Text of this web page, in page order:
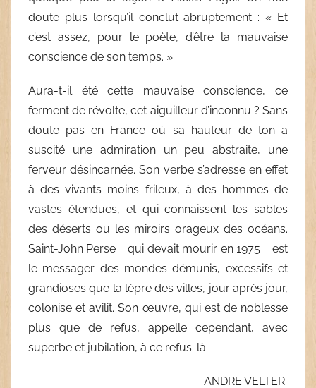
doute plus lorsqu’il conclut abruptement : « Et
c’est assez, pour le poète, d’être la mauvaise
conscience de son temps. »
Aura-t-il été cette mauvaise conscience, ce
ferment de révolte, cet aiguilleur d’inconnu ? Sans
doute pas en France où sa hauteur de ton a
suscité une admiration un peu abstraite, une
ferveur désincarnée. Son verbe s’adresse en effet
à des vivants moins frileux, à des hommes de
vastes étendues, et qui connaissent les sables
des déserts ou les miroirs orageux des océans.
Saint-John Perse _ qui devait mourir en 1975 _ est
le messager des mondes démunis, excessifs et
grandioses que la lèpre des villes, jour après jour,
colonise et avilit. Son œuvre, qui est de noblesse
plus que de refus, appelle cependant, avec
superbe et jubilation, à ce refus-là.
ANDRE VELTER